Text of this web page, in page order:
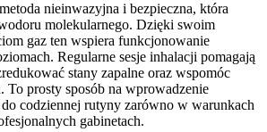
nieinwazyjna i bezpieczna, która
molekularnego. Dzięki swoim
gaz ten wspiera funkcjonowanie
Regularne sesje inhalacji pomagają
stany zapalne oraz wspomóc
To prosty sposób na wprowadzenie
codziennej rutyny zarówno w warunkach
gabinetach.